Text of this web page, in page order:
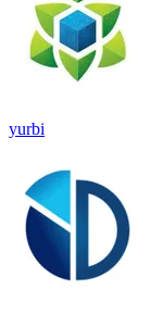
yurbi